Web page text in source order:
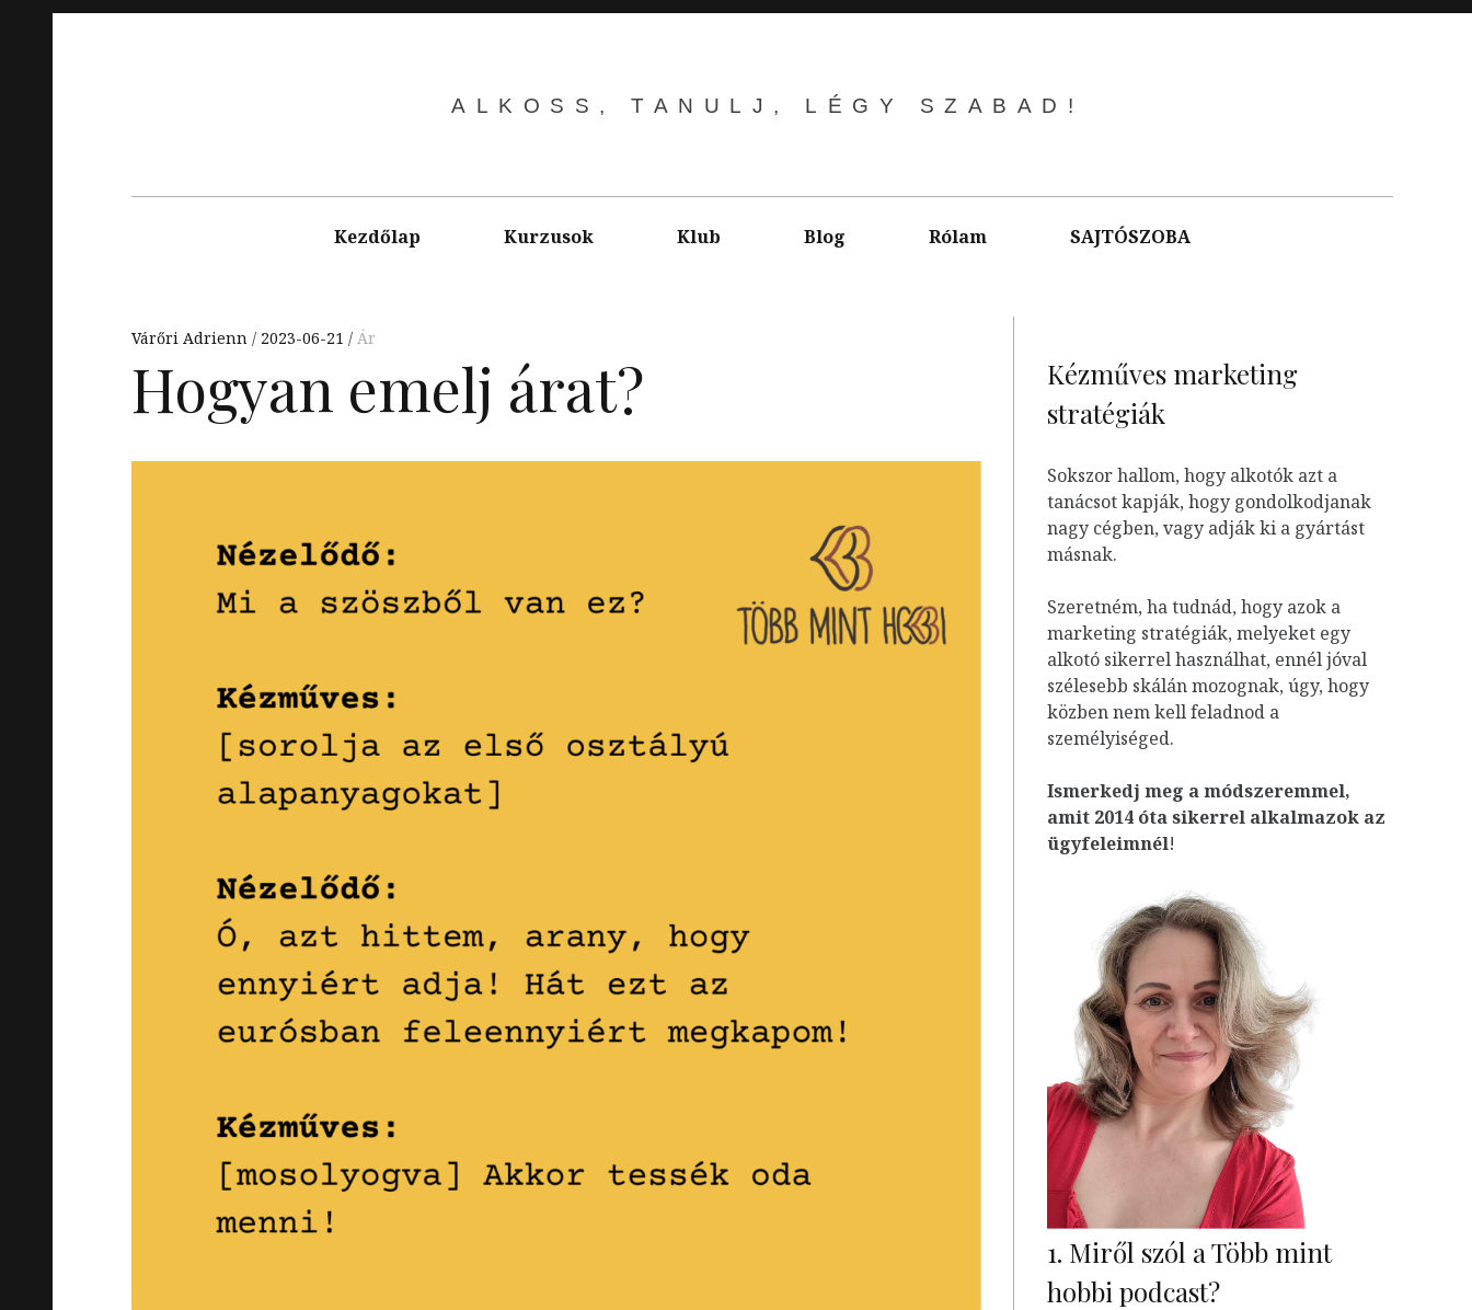
ALKOSS, TANULJ, LÉGY SZABAD!
Kezdőlap Kurzusok Klub Blog Rólam SAJTÓSZOBA
Várőri Adrienn 2023-06-21 Ár
Hogyan emelj árat?
Kézműves marketing
stratégiák
Sokszor hallom, hogy alkotók azt a
tanácsot kapják, hogy gondolkodjanak
nagy cégben, vagy adják ki a gyártást
másnak.
Szeretném, ha tudnád, hogy azok a
marketing stratégiák, melyeket egy
alkotó sikerrel használhat, ennél jóval
szélesebb skálán mozognak, úgy, hogy
közben nem kell feladnod a
személyiséged.
Ismerkedj meg a módszeremmel,
amit 2014 óta sikerrel alkalmazok az
ügyfeleimnél!
1. Miről szól a Több mint
hobbi podcast?